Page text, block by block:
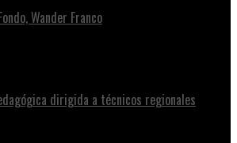
Wander Franco
dirigida a técnicos regionales